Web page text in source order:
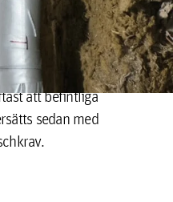
att vatten- och
genomförs
problem såsom
att befintliga
sedan med